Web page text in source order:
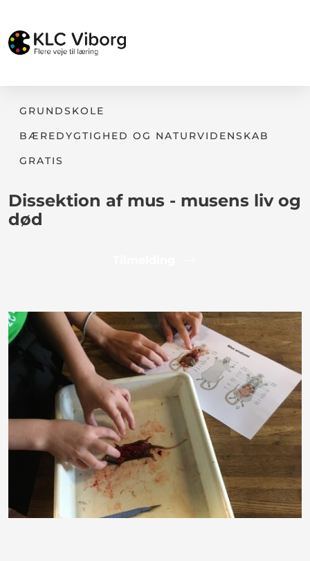
GRUNDSKOLE
BÆREDYGTIGHED OG NATURVIDENSKAB
GRATIS
Dissektion af mus - musens liv og
død